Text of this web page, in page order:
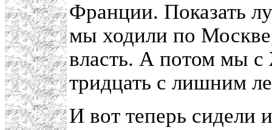
Франции. Показать
мы ходили по
власть. А потом мы с
тридцать с лишним
И вот теперь сидели